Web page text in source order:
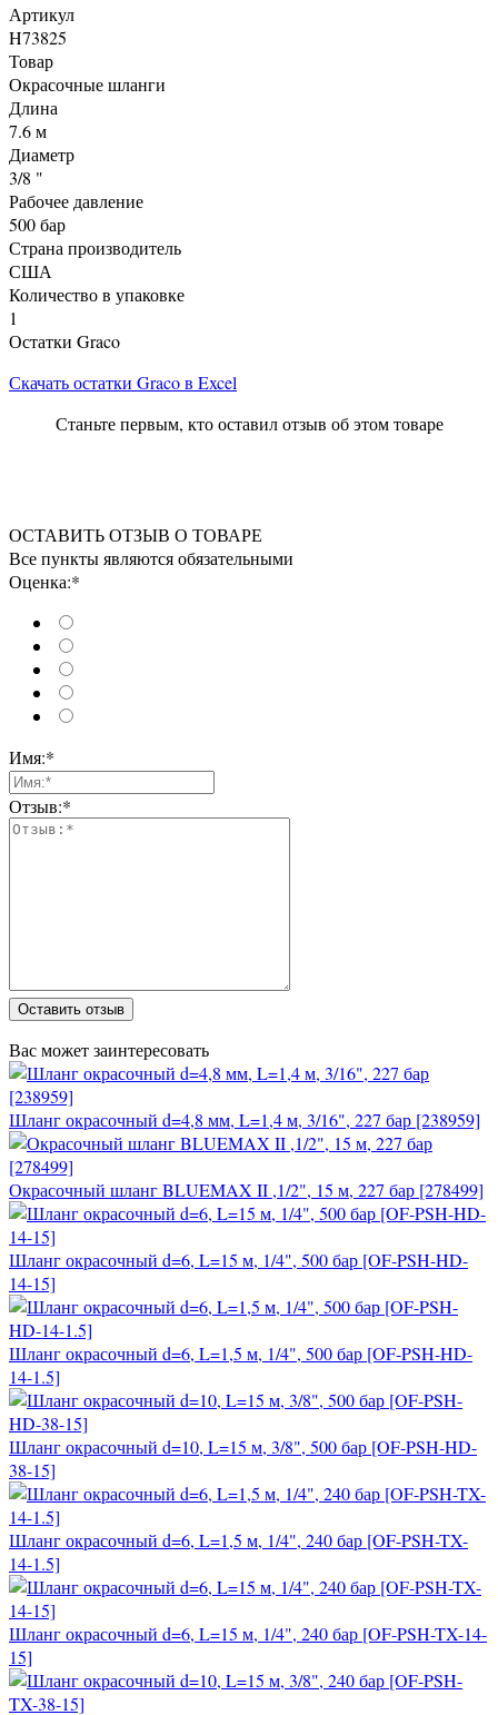
Артикул
H73825
Товар
Окрасочные шланги
Длина
7.6 м
Диаметр
3/8 "
Рабочее давление
500 бар
Страна производитель
США
Количество в упаковке
1
Остатки Graco
Скачать остатки Graco в Excel
Станьте первым, кто оставил отзыв об этом товаре
ОСТАВИТЬ ОТЗЫВ О ТОВАРЕ
Все пункты являются обязательными
Оценка:*
Имя:*
Отзыв:*
Оставить отзыв
Вас может заинтересовать
Шланг окрасочный d=4,8 мм, L=1,4 м, 3/16", 227 бар [238959]
Окрасочный шланг BLUEMAX II ,1/2", 15 м, 227 бар [278499]
Шланг окрасочный d=6, L=15 м, 1/4", 500 бар [OF-PSH-HD-
14-15]
Шланг окрасочный d=6, L=1,5 м, 1/4", 500 бар [OF-PSH-HD-
14-1.5]
Шланг окрасочный d=10, L=15 м, 3/8", 500 бар [OF-PSH-HD-
38-15]
Шланг окрасочный d=6, L=1,5 м, 1/4", 240 бар [OF-PSH-TX-
14-1.5]
Шланг окрасочный d=6, L=15 м, 1/4", 240 бар [OF-PSH-TX-14-
15]